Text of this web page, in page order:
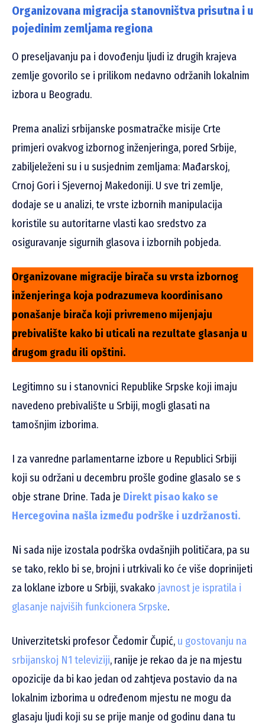
Organizovana migracija stanovništva prisutna i u
pojedinim zemljama regiona
O preseljavanju pa i dovođenju ljudi iz drugih krajeva
zemlje govorilo se i prilikom nedavno održanih lokalnim
izbora u Beogradu.
Prema analizi srbijanske posmatračke misije Crte
primjeri ovakvog izbornog inženjeringa, pored Srbije,
zabiljeleženi su i u susjednim zemljama: Mađarskoj,
Crnoj Gori i Sjevernoj Makedoniji. U sve tri zemlje,
dodaje se u analizi, te vrste izbornih manipulacija
koristile su autoritarne vlasti kao sredstvo za
osiguravanje sigurnih glasova i izbornih pobjeda.
Organizovane migracije birača su vrsta izbornog
inženjeringa koja podrazumeva koordinisano
ponašanje birača koji privremeno mijenjaju
prebivalište kako bi uticali na rezultate glasanja u
drugom gradu ili opštini.
Legitimno su i stanovnici Republike Srpske koji imaju
navedeno prebivalište u Srbiji, mogli glasati na
tamošnjim izborima.
I za vanredne parlamentarne izbore u Republici Srbiji
koji su održani u decembru prošle godine glasalo se s
obje strane Drine. Tada je Direkt pisao kako se
Hercegovina našla između podrške i uzdržanosti.
Ni sada nije izostala podrška ovdašnjih političara, pa su
se tako, reklo bi se, brojni i utrkivali ko će više doprinijeti
za loklane izbore u Srbiji, svakako javnost je ispratila i
glasanje najviših funkcionera Srpske.
Univerzitetski profesor Čedomir Čupić, u gostovanju na
srbijanskoj N1 televiziji, ranije je rekao da je na mjestu
opozicije da bi kao jedan od zahtjeva postavio da na
lokalnim izborima u određenom mjestu ne mogu da
glasaju ljudi koji su se prije manje od godinu dana tu